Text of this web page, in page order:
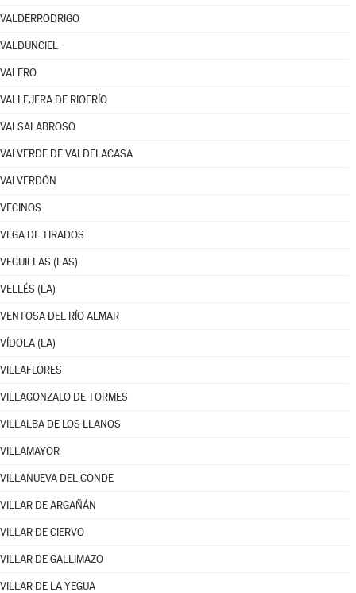
VALDERRODRIGO
VALDUNCIEL
VALERO
VALLEJERA DE RIOFRÍO
VALSALABROSO
VALVERDE DE VALDELACASA
VALVERDÓN
VECINOS
VEGA DE TIRADOS
VEGUILLAS (LAS)
VELLÉS (LA)
VENTOSA DEL RÍO ALMAR
VÍDOLA (LA)
VILLAFLORES
VILLAGONZALO DE TORMES
VILLALBA DE LOS LLANOS
VILLAMAYOR
VILLANUEVA DEL CONDE
VILLAR DE ARGAÑÁN
VILLAR DE CIERVO
VILLAR DE GALLIMAZO
VILLAR DE LA YEGUA